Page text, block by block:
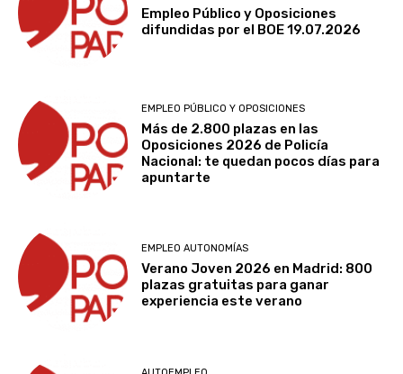
Empleo Público y Oposiciones
difundidas por el BOE 19.07.2026
EMPLEO PÚBLICO Y OPOSICIONES
Más de 2.800 plazas en las
Oposiciones 2026 de Policía
Nacional: te quedan pocos días para
apuntarte
EMPLEO AUTONOMÍAS
Verano Joven 2026 en Madrid: 800
plazas gratuitas para ganar
experiencia este verano